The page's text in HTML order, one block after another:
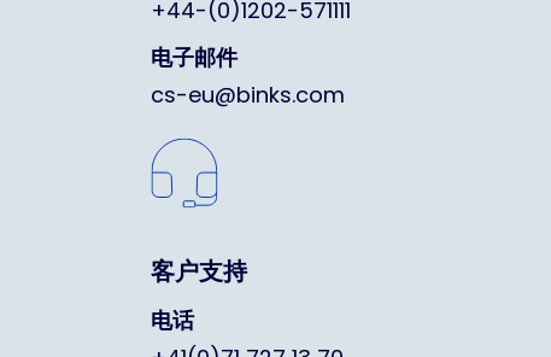
+44-(0)1202-571111
电子邮件
cs-eu@binks.com
客户支持
电话